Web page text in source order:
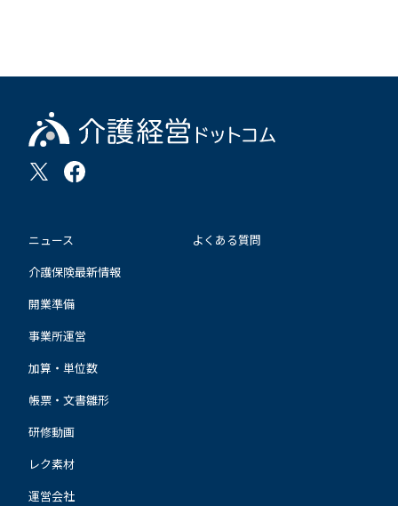
ニュース
介護保険最新情報
開業準備
事業所運営
加算・単位数
帳票・文書雛形
研修動画
レク素材
よくある質問
運営会社